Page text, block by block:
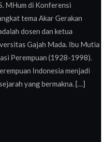
MHum di Konferensi
tema Akar Gerakan
dosen dan ketua
Gajah Mada. Ibu Mutia
Perempuan (1928-1998).
Indonesia menjadi
yang bermakna. […]